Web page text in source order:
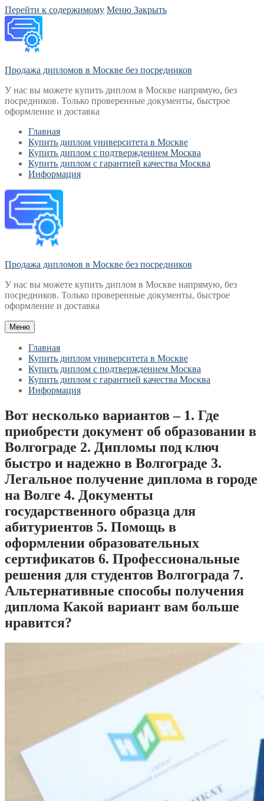
Перейти к содержимому Меню Закрыть
Продажа дипломов в Москве без посредников
У нас вы можете купить диплом в Москве напрямую, без
посредников. Только проверенные документы, быстрое
оформление и доставка
Главная
Купить диплом университета в Москве
Купить диплом с подтверждением Москва
Купить диплом с гарантией качества Москва
Информация
Продажа дипломов в Москве без посредников
У нас вы можете купить диплом в Москве напрямую, без
посредников. Только проверенные документы, быстрое
оформление и доставка
Меню
Главная
Купить диплом университета в Москве
Купить диплом с подтверждением Москва
Купить диплом с гарантией качества Москва
Информация
Вот несколько вариантов – 1. Где
приобрести документ об образовании в
Волгограде 2. Дипломы под ключ
быстро и надежно в Волгограде 3.
Легальное получение диплома в городе
на Волге 4. Документы
государственного образца для
абитуриентов 5. Помощь в
оформлении образовательных
сертификатов 6. Профессиональные
решения для студентов Волгограда 7.
Альтернативные способы получения
диплома Какой вариант вам больше
нравится?